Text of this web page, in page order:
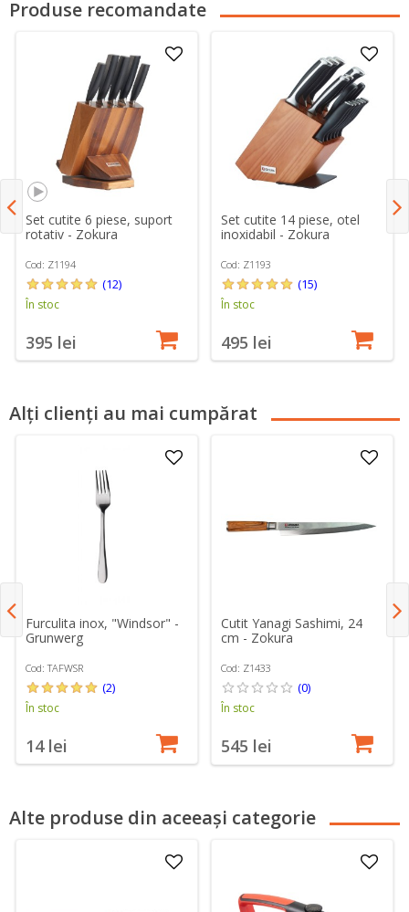
Produse recomandate
Set cutite 6 piese, suport
rotativ - Zokura
Cod: Z1194
(12)
În stoc
395 lei
Set cutite 14 piese, otel
inoxidabil - Zokura
Cod: Z1193
(15)
În stoc
495 lei
Alți clienți au mai cumpărat
Furculita inox, "Windsor" -
Grunwerg
Cod: TAFWSR
(2)
În stoc
14 lei
Cutit Yanagi Sashimi, 24
cm - Zokura
Cod: Z1433
(0)
În stoc
545 lei
Alte produse din aceeași categorie